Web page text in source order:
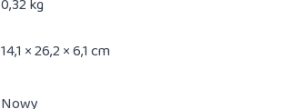
0,32 kg
14,1 × 26,2 × 6,1 cm
Nowy